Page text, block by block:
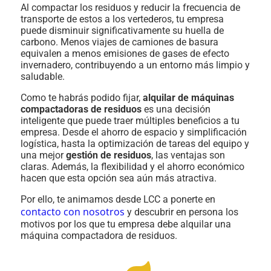
Al compactar los residuos y reducir la frecuencia de
transporte de estos a los vertederos, tu empresa
puede disminuir significativamente su huella de
carbono. Menos viajes de camiones de basura
equivalen a menos emisiones de gases de efecto
invernadero, contribuyendo a un entorno más limpio y
saludable.
Como te habrás podido fijar, alquilar de máquinas
compactadoras de residuos es una decisión
inteligente que puede traer múltiples beneficios a tu
empresa. Desde el ahorro de espacio y simplificación
logística, hasta la optimización de tareas del equipo y
una mejorgestión de residuos, las ventajas son
claras. Además, la flexibilidad y el ahorro económico
hacen que esta opción sea aún más atractiva.
Por ello, te animamos desde LCC a ponerte en
contacto con nosotros y descubrir en persona los
motivos por los que tu empresa debe alquilar una
máquina compactadora de residuos.